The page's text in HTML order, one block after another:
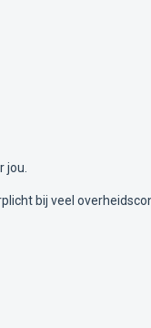
jou.
bij veel